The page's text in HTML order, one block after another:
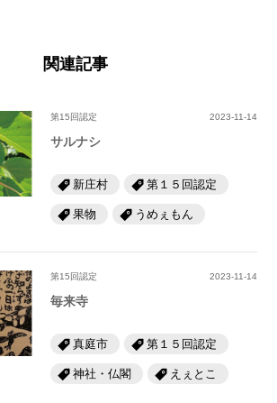
関連記事
第15回認定 2023-11-14
サルナシ
新庄村 第１５回認定
果物 うめぇもん
第15回認定 2023-11-14
毎来寺
真庭市 第１５回認定
神社・仏閣 えぇとこ